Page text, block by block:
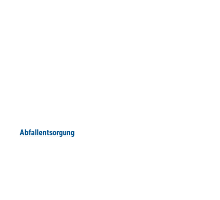
Abfallentsorgung